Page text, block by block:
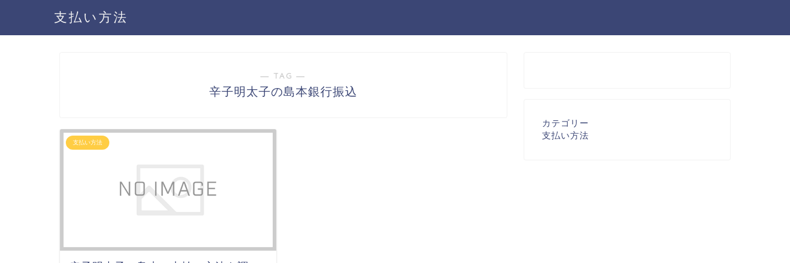
支払い方法
― TAG ―
辛子明太子の島本銀行振込
支払い方法
カテゴリー
支払い方法